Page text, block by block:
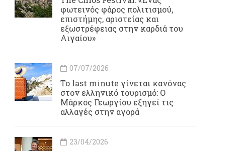
φωτεινός φάρος πολιτισμού,
επιστήμης, αριστείας και
εξωστρέφειας στην καρδιά του
Αιγαίου»
07/07/2026
Το last minute γίνεται κανόνας
στον ελληνικό τουρισμό: Ο
Μάρκος Γεωργίου εξηγεί τις
αλλαγές στην αγορά
23/04/2026